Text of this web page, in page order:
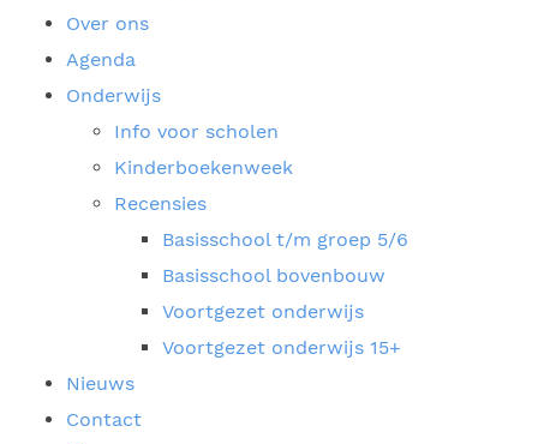
Over ons
Agenda
Onderwijs
Info voor scholen
Kinderboekenweek
Recensies
Basisschool t/m groep 5/6
Basisschool bovenbouw
Voortgezet onderwijs
Voortgezet onderwijs 15+
Nieuws
Contact